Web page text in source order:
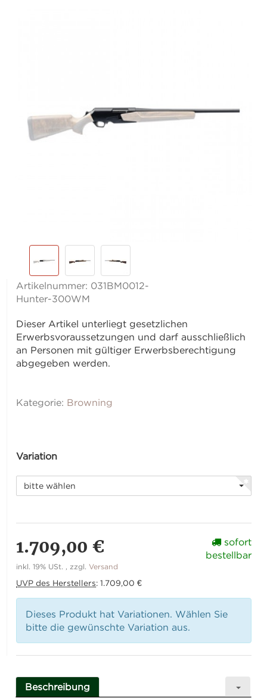
Artikelnummer: 031BM0012-
Hunter-300WM
Dieser Artikel unterliegt gesetzlichen
Erwerbsvoraussetzungen und darf ausschließlich
an Personen mit gültiger Erwerbsberechtigung
abgegeben werden.
Kategorie: Browning
Variation
bitte wählen
1.709,00 €
inkl. 19% USt. , zzgl.Versand
UVP des Herstellers:1.709,00 €
sofort
bestellbar
Dieses Produkt hat Variationen. Wählen Sie
bitte die gewünschte Variation aus.
Beschreibung